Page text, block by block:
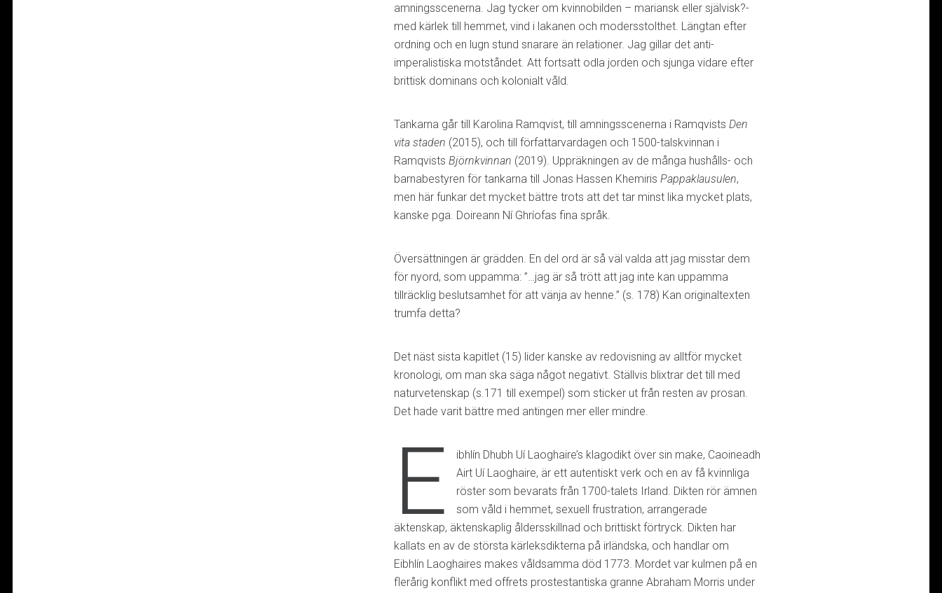
amningsscenerna. Jag tycker om kvinnobilden – mariansk eller självisk?-
med kärlek till hemmet, vind i lakanen och modersstolthet. Längtan efter
ordning och en lugn stund snarare än relationer. Jag gillar det anti-
imperalistiska motståndet. Att fortsatt odla jorden och sjunga vidare efter
brittisk dominans och kolonialt våld.
Tankarna går till Karolina Ramqvist, till amningsscenerna i Ramqvists Den
vita staden (2015), och till författarvardagen och 1500-talskvinnan i
Ramqvists Björnkvinnan (2019). Uppräkningen av de många hushålls- och
barnabestyren för tankarna till Jonas Hassen Khemiris Pappaklausulen,
men här funkar det mycket bättre trots att det tar minst lika mycket plats,
kanske pga. Doireann Ní Ghríofas fina språk.
Översättningen är grädden. En del ord är så väl valda att jag misstar dem
för nyord, som uppamma: ”…jag är så trött att jag inte kan uppamma
tillräcklig beslutsamhet för att vänja av henne.” (s. 178) Kan originaltexten
trumfa detta?
Det näst sista kapitlet (15) lider kanske av redovisning av alltför mycket
kronologi, om man ska säga något negativt. Ställvis blixtrar det till med
naturvetenskap (s.171 till exempel) som sticker ut från resten av prosan.
Det hade varit bättre med antingen mer eller mindre.
E
ibhlín Dhubh Uí Laoghaire’s klagodikt över sin make, Caoineadh
Airt Uí Laoghaire, är ett autentiskt verk och en av få kvinnliga
röster som bevarats från 1700-talets Irland. Dikten rör ämnen
som våld i hemmet, sexuell frustration, arrangerade
äktenskap, äktenskaplig åldersskillnad och brittiskt förtryck. Dikten har
kallats en av de största kärleksdikterna på irländska, och handlar om
Eibhlín Laoghaires makes våldsamma död 1773. Mordet var kulmen på en
flerårig konflikt med offrets prostestantiska granne Abraham Morris under